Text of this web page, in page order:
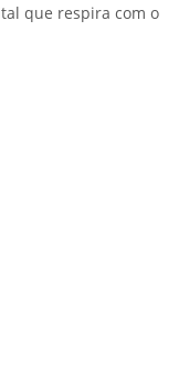
que respira com o